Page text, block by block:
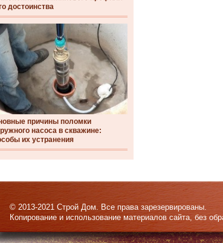
достоинства
причины поломки
насоса в скважине:
их устранения
© 2013-2021 Строй Дом. Все права зарезервированы.
Копирование и использование материалов сайта, без